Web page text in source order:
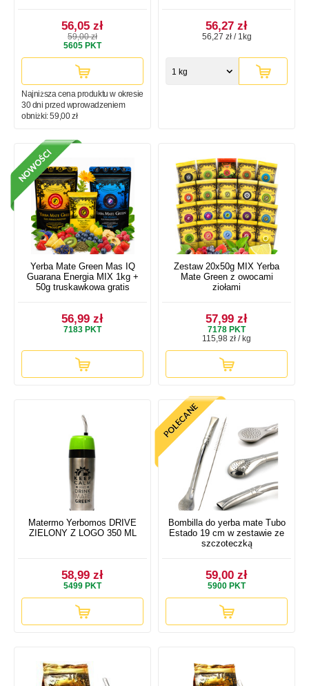
56,05 zł
59,00 zł
5605 PKT
Najniższa cena produktu w okresie
30 dni przed wprowadzeniem
obniżki:59,00 zł
56,27 zł
56,27 zł / 1kg
1 kg
Yerba Mate Green Mas IQ
Guarana Energia MIX 1kg +
50g truskawkowa gratis
56,99 zł
7183 PKT
Zestaw 20x50g MIX Yerba
Mate Green z owocami
ziołami
57,99 zł
7178 PKT
115,98 zł / kg
Matermo Yerbomos DRIVE
ZIELONY Z LOGO 350 ML
58,99 zł
5499 PKT
Bombilla do yerba mate Tubo
Estado 19 cm w zestawie ze
szczoteczką
59,00 zł
5900 PKT